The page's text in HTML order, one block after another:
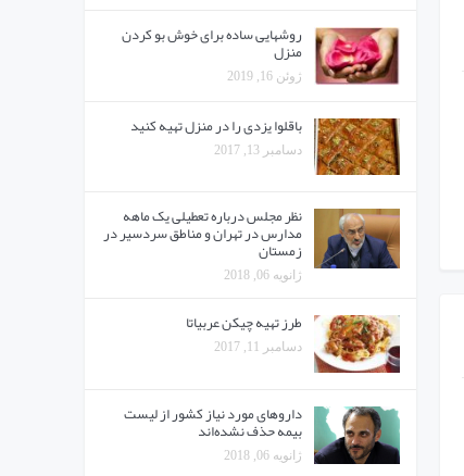
روشهایی ساده برای خوش بو کردن
منزل
ژوئن 16, 2019
باقلوا یزدی را در منزل تهیه کنید
دسامبر 13, 2017
نظر مجلس درباره تعطیلی یک ماهه
مدارس در تهران و مناطق سردسیر در
زمستان
ژانویه 06, 2018
طرز تهیه چیکن عربیاتا
دسامبر 11, 2017
دارو‌های مورد نیاز کشور از لیست
بیمه حذف نشده‌اند
ژانویه 06, 2018